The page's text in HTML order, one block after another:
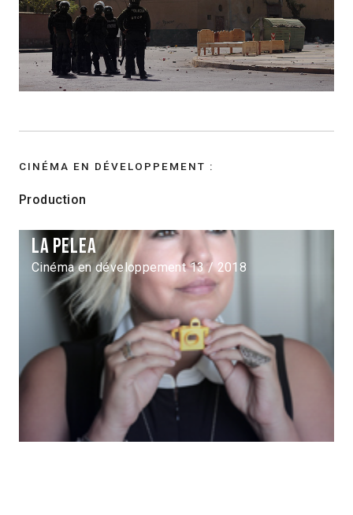
CINÉMA EN DÉVELOPPEMENT :
Production
La Pelea
Cinéma en développement 13 / 2018